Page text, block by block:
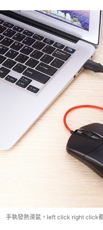
手執發熱滑鼠，left click right click都